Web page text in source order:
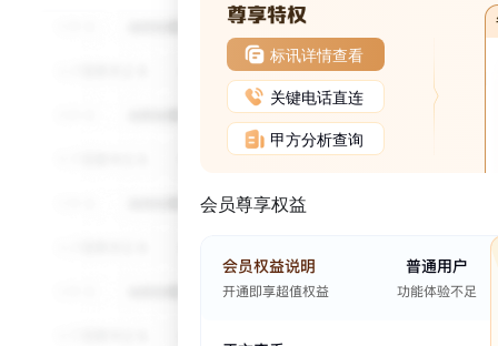
标讯详情查看
关键电话直连
甲方分析查询
会员尊享权益